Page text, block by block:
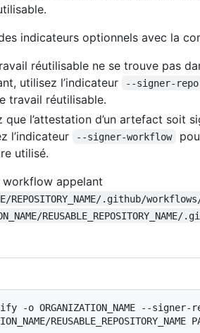
indicateurs optionnels avec la
réutilisable ne se trouve pas
utilisez l’indicateur
--signer-repo
travail réutilisable.
l’attestation d’un artefact soit
l’indicateur
--signer-workflow
utilisé.
workflow appelant
REPOSITORY_NAME/.github/
o ORGANIZATION_NAME --signer-